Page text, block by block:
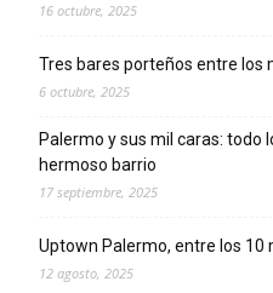
16 octubre, 2025
Tres bares porteños entre los
6 octubre, 2025
Palermo y sus mil caras: todo
hermoso barrio
17 septiembre, 2025
Uptown Palermo, entre los 10
12 agosto, 2025